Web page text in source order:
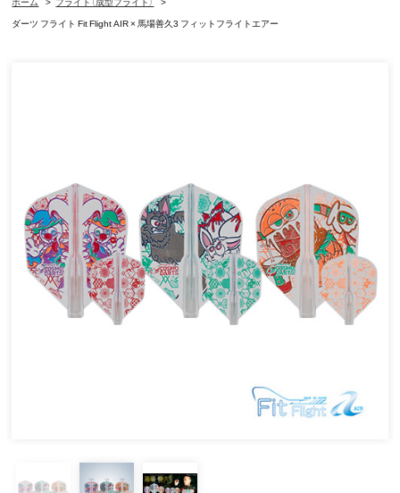
ダーツ フライト Fit Flight AIR × 馬場善久3 フィットフライトエアー